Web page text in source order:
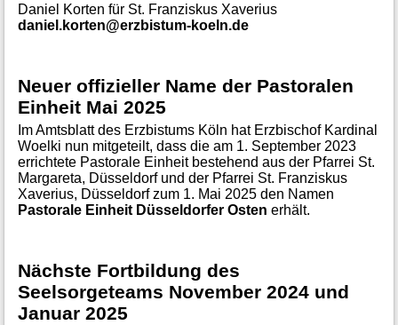
Daniel Korten für St. Franziskus Xaverius
daniel.korten@erzbistum-koeln.de
Neuer offizieller Name der Pastoralen
Einheit Mai 2025
Im Amtsblatt des Erzbistums Köln hat Erzbischof Kardinal
Woelki nun mitgeteilt, dass die am 1. September 2023
errichtete Pastorale Einheit bestehend aus der Pfarrei St.
Margareta, Düsseldorf und der Pfarrei St. Franziskus
Xaverius, Düsseldorf zum 1. Mai 2025 den Namen
Pastorale Einheit Düsseldorfer Osten erhält.
Nächste Fortbildung des
Seelsorgeteams November 2024 und
Januar 2025